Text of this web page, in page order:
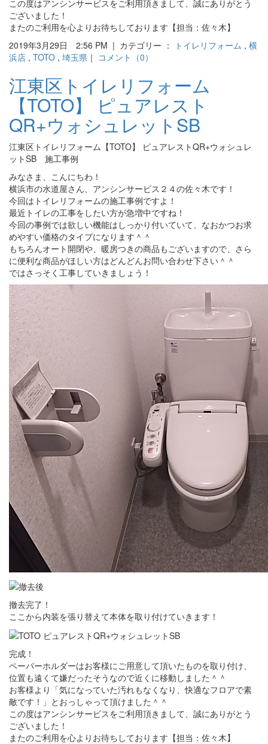
この度はアンシンサービスをご利用頂きまして、誠にありがとう
ございました！
またのご利用を心よりお待ちしております【担当：佐々木】
2019年3月29日 2:56 PM | カテゴリー ：
トイレリフォーム , 横
浜店 , TOTO , 埼玉県 ｜ コメント（0）
江東区トイレリフォーム
【TOTO】 ピュアレスト
QR+ウォシュレットSB
江東区トイレリフォーム【TOTO】 ピュアレストQR+ウォシュレ
ットSB 施工事例
みなさま、こんにちわ！
横浜市の水道屋さん、アンシンサービス２４の佐々木です！
今回はトイレリフォームの施工事例ですよ！
最近トイレの工事をしたい方が急増中ですね！
今回の事例では欲しい機能はしっかり付いていて、なおかつお求
めやすい価格のタイプになります＾＾
もちろんオート開閉や、暖房つきの商品もございますので、さら
に便利な商品がほしい方はどんどんお問い合わせ下さい＾＾
ではさっそく工事していきましょう！
撤去完了！
ここから内装を張り替えて本体を取り付けていきます！
完成！
ペーパーホルダーはお客様にご用意して頂いたものを取り付け、
位置も遠くて嫌だったそうなので近くに移動しました＾＾
お客様より「気になっていた汚れもなくなり、快適なフロアで素
敵です！」とおっしゃって頂けました＾＾
この度はアンシンサービスをご利用頂きまして、誠にありがとう
ございました！
またのご利用を心よりお待ちしております【担当：佐々木】